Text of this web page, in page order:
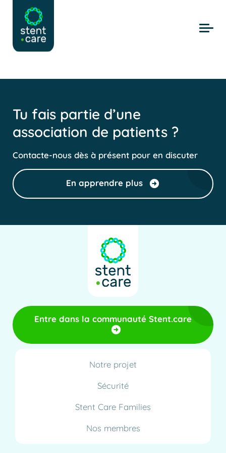
Skip to main content
Tu fais partie d’une
association de patients ?
Contacte-nous dès à présent pour en discuter
En apprendre plus
Entre dans la communauté Stent.care
Notre projet
Sécurité
Stent Care Families
Nos membres